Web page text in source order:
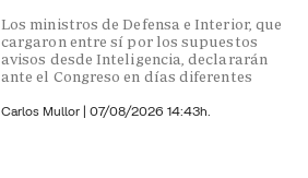
Los ministros de Defensa e Interior, que
cargaron entre sí por los supuestos
avisos desde Inteligencia, declararán
ante el Congreso en días diferentes
Carlos Mullor | 07/08/2026 14:43h.